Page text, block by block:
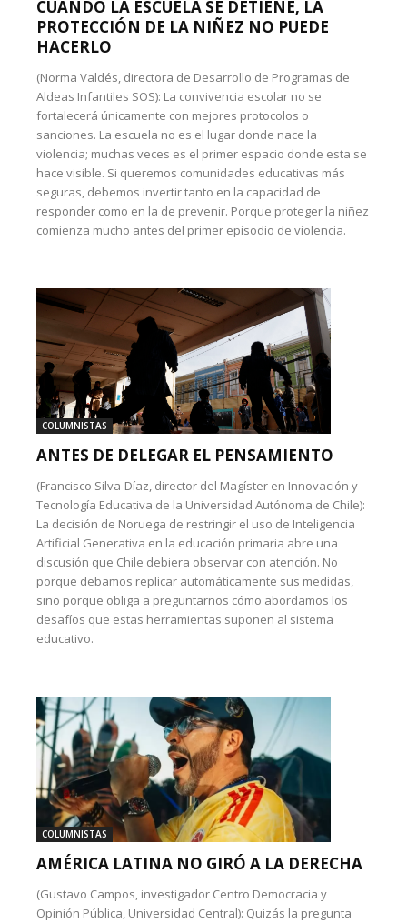
CUANDO LA ESCUELA SE DETIENE, LA
PROTECCIÓN DE LA NIÑEZ NO PUEDE
HACERLO
(Norma Valdés, directora de Desarrollo de Programas de
Aldeas Infantiles SOS): La convivencia escolar no se
fortalecerá únicamente con mejores protocolos o
sanciones. La escuela no es el lugar donde nace la
violencia; muchas veces es el primer espacio donde esta se
hace visible. Si queremos comunidades educativas más
seguras, debemos invertir tanto en la capacidad de
responder como en la de prevenir. Porque proteger la niñez
comienza mucho antes del primer episodio de violencia.
COLUMNISTAS
ANTES DE DELEGAR EL PENSAMIENTO
(Francisco Silva-Díaz, director del Magíster en Innovación y
Tecnología Educativa de la Universidad Autónoma de Chile):
La decisión de Noruega de restringir el uso de Inteligencia
Artificial Generativa en la educación primaria abre una
discusión que Chile debiera observar con atención. No
porque debamos replicar automáticamente sus medidas,
sino porque obliga a preguntarnos cómo abordamos los
desafíos que estas herramientas suponen al sistema
educativo.
COLUMNISTAS
AMÉRICA LATINA NO GIRÓ A LA DERECHA
(Gustavo Campos, investigador Centro Democracia y
Opinión Pública, Universidad Central): Quizás la pregunta